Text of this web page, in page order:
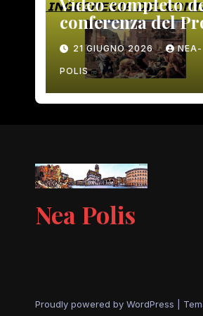
conferenza del
Macrì del 12
scorso
21 GIUGNO 2026 NEA-
POLIS
Nea Polis
Proudly powered by WordPress